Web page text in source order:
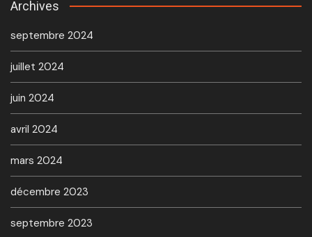
Archives
septembre 2024
juillet 2024
juin 2024
avril 2024
mars 2024
décembre 2023
septembre 2023